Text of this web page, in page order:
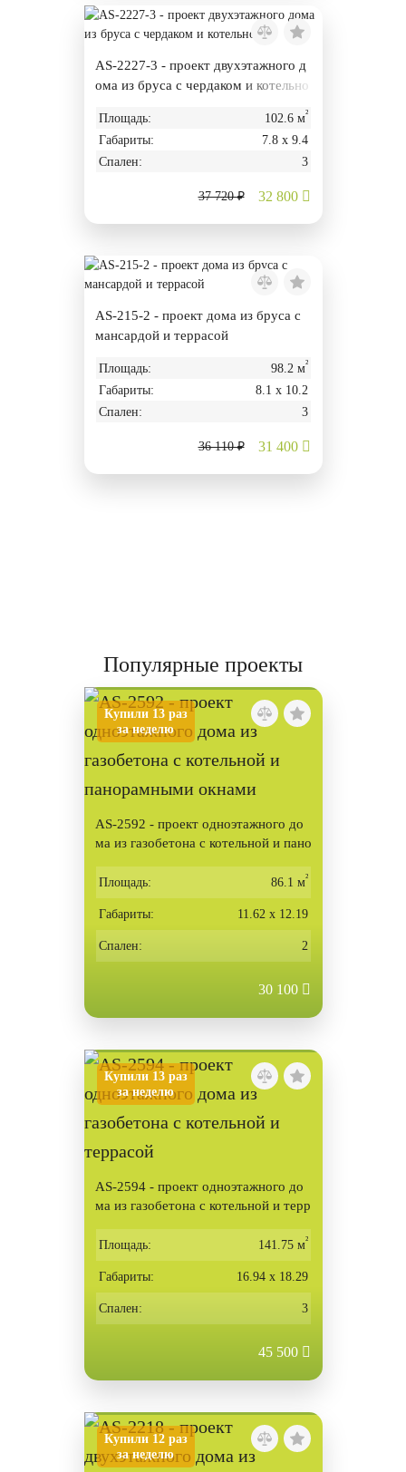
AS-2227-3 - проект двухэтажного д
ома из бруса с чердаком и котельно
Площадь: 102.6 м²
Габариты:
7.8 х 9.4
Спален:
3
37 720 ₽ 32 800
AS-215-2 - проект дома из бруса с
мансардой и террасой
Площадь: 98.2 м²
Габариты:
8.1 х 10.2
Спален:
3
36 110 ₽ 31 400
Популярные проекты
Купили 13 раз
за неделю
AS-2592 - проект одноэтажного до
ма из газобетона с котельной и пано
Площадь: 86.1 м²
Габариты: 11.62 х 12.19
Спален: 2
30 100
Купили 13 раз
за неделю
AS-2594 - проект одноэтажного до
ма из газобетона с котельной и терр
Площадь: 141.75 м²
Габариты: 16.94 х 18.29
Спален: 3
45 500
Купили 12 раз
за неделю